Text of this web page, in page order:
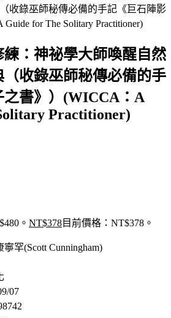
收錄巫師秘傳必備的手記《巨石陣影
for The Solitary Practitioner)
：神祕學大師喚醒自然
收錄巫師秘傳必備的手
之書》）(WICCA：A
Practitioner)
。 NT$378目前價格：NT$378。
罕(Scott Cunningham)
07